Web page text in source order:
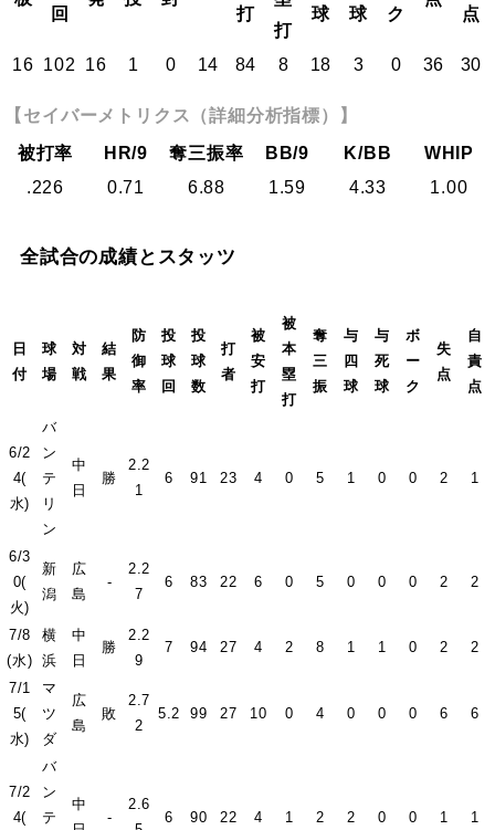
回
打
打
球
球
ク
点
16 102 16 1 0 14 84 8 18 3 0 36 30
【セイバーメトリクス（詳細分析指標）】
被打率
HR/9 奪三振率 BB/9 K/BB
WHIP
.226
0.71 6.88 1.59 4.33 1.00
全試合の成績とスタッツ
日
付
球
場
対
戦
結
果
防
御
率
投
球
回
投
球
数
打
者
被
安
打
被
本
塁
打
奪
三
振
与
四
球
与
死
球
ボ
ー
ク
失
点
自
責
点
6/2
4(
水)
バ
ン
テ
リ
ン
中
日
勝
2.2
1
6 91 23 4 0 5 1 0 0 2 1
6/3
0(
火)
新
潟
広
島
-
2.2
7
6 83 22 6 0 5 0 0 0 2 2
7/8
(水)
横
浜
中
日
勝
2.2
9
7 94 27 4 2 8 1 1 0 2 2
7/1
5(
水)
マ
ツ
ダ
広
島
敗
2.7
2
5.2 99 27 10 0 4 0 0 0 6 6
7/2
4(
バ
ン
テ
中
-
2.6
6 90 22 4 1 2 2 0 0 1 1